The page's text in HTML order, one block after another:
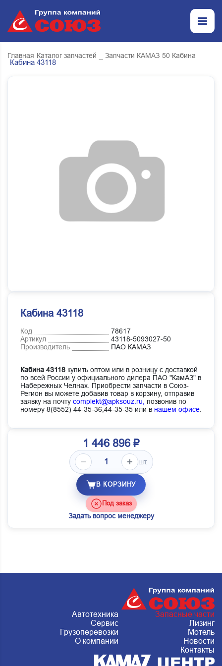
Главная Каталог запчастей _ Запчасти КАМАЗ 50 Кабина
Кабина 43118
Кабина 43118
Код
78617
Артикул
43118-5093027-50
Производитель
ПАО КАМАЗ
Кабина 43118 купить оптом или в розницу с доставкой
по всей России у официального дилера ПАО "КамАЗ" в
Набережных Челнах. Приобрести запчасти в Союз-
Регион вы можете добавив товар в корзину, отправив
заявку на почту complekt@apksouz.ru,
позвонив по
номеру 8(8552) 44-35-36,44-35-35 или в нашем офисе
1 446 896 ₽
шт.
В КОРЗИНУ
Под заказ
Задать вопрос менеджеру
Автотехника
Запасные части
Сервис
Лизинг
Грузоперевозки
Мотель
О компании
Новости
Контакты